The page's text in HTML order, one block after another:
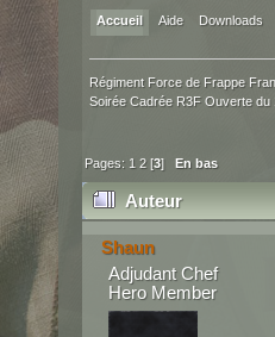
Accueil Aide Downloads
Régiment Force de Frappe
Soirée Cadrée R3F Ouverte du
Pages: 1 2 [3]En bas
Auteur
Shaun
Adjudant Chef
Hero Member